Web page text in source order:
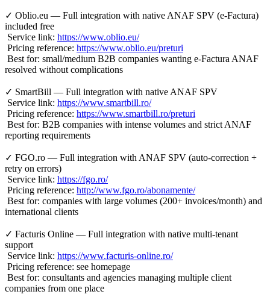
✓ Oblio.eu — Full integration with native ANAF SPV (e-Factura)
included free
Service link: https://www.oblio.eu/
Pricing reference: https://www.oblio.eu/preturi
Best for: small/medium B2B companies wanting e-Factura ANAF
resolved without complications
✓ SmartBill — Full integration with native ANAF SPV
Service link: https://www.smartbill.ro/
Pricing reference: https://www.smartbill.ro/preturi
Best for: B2B companies with intense volumes and strict ANAF
reporting requirements
✓ FGO.ro — Full integration with ANAF SPV (auto-correction +
retry on errors)
Service link: https://fgo.ro/
Pricing reference: http://www.fgo.ro/abonamente/
Best for: companies with large volumes (200+ invoices/month) and
international clients
✓ Facturis Online — Full integration with native multi-tenant
support
Service link: https://www.facturis-online.ro/
Pricing reference: see homepage
Best for: consultants and agencies managing multiple client
companies from one place